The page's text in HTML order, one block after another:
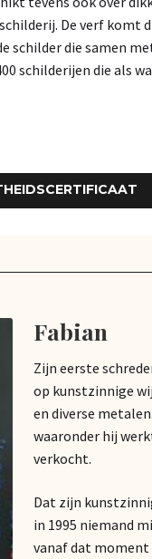
De verf
die samen
schilderijen die als
Fabian
Zijn eerste
op kunstzinnige
en diverse
waaronder hij
verkocht.
Dat zijn
in 1995 niemand
vanaf dat